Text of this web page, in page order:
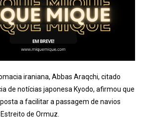
iraniana, Abbas Araqchi, citado
de notícias japonesa Kyodo, afirmou que
a facilitar a passagem de navios
de Ormuz.